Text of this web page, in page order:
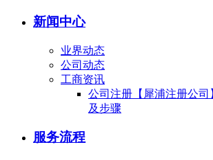
新闻中心
业界动态
公司动态
工商资讯
公司注册【犀浦注册公司
及步骤
服务流程